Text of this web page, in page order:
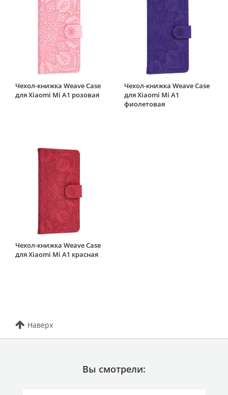
Чехол-книжка Weave Case
для Xiaomi Mi A1 розовая
Чехол-книжка Weave Case
для Xiaomi Mi A1
фиолетовая
Чехол-книжка Weave Case
для Xiaomi Mi A1 красная
Наверх
Вы смотрели: